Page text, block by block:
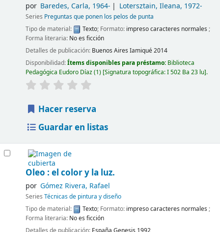
por Baredes, Carla, 1964- Lotersztain, Ileana, 1972-
Series Preguntas que ponen los pelos de punta
Tipo de material:
Texto; Formato: impreso caracteres normales ;
Forma literaria: No es ficción
Detalles de publicación: Buenos Aires Iamiqué2014
Disponibilidad:Ítems disponibles para préstamo: Biblioteca
Pedagógica Eudoro Díaz(1) Signatura topográfica:I 502 Ba 23 lu .
Hacer reserva
Guardar en listas
Oleo : el color y la luz.
por Gómez Rivera, Rafael
Series Técnicas de pintura y diseño
Tipo de material:
Texto; Formato: impreso caracteres normales ;
Forma literaria: No es ficción